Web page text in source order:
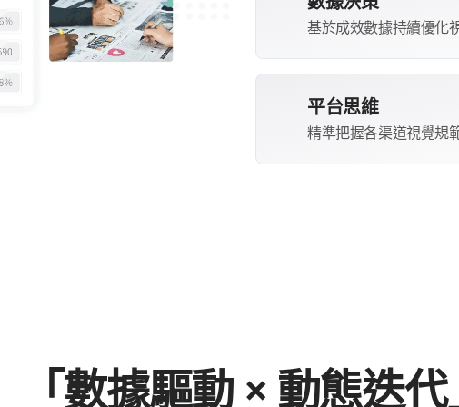
基於成效數據持續優化
平台思維
精準把握各渠道視覺規
「數據驅動 × 動態迭